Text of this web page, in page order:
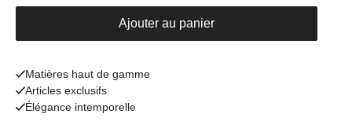
Ajouter au panier
Matières haut de gamme
Articles exclusifs
Élégance intemporelle